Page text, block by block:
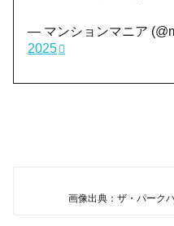
— マンションマニア
2025
画像出典：ザ・パーク